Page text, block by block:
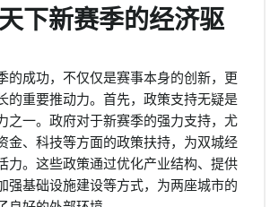
下新赛季的经济驱
的成功，不仅仅是赛事本身的创新，更
的重要推动力。首先，政策支持无疑是
之一。政府对于新赛季的强力支持，尤
金、科技等方面的政策扶持，为双城经
力。这些政策通过优化产业结构、提供
强基础设施建设等方式，为两座城市的